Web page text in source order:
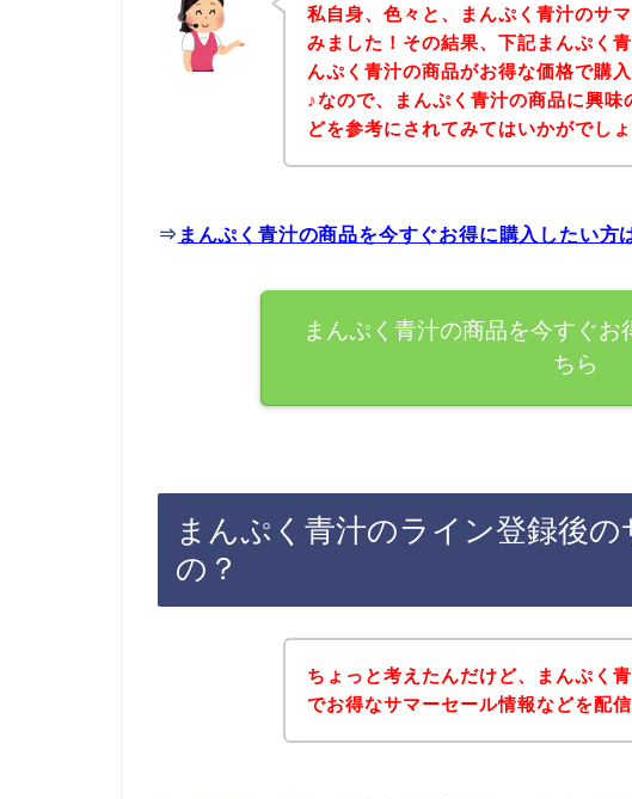
私自身、色々と、まんぷく青汁のサ
みました！その結果、下記まんぷく
んぷく青汁の商品がお得な価格で購
♪なので、まんぷく青汁の商品に興味
どを参考にされてみてはいかがでし
⇒ まんぷく青汁の商品を今すぐお得に購入したい方
まんぷく青汁の商品を今すぐお
ちら
まんぷく青汁のライン登録後
の？
ちょっと考えたんだけど、まんぷく
でお得なサマーセール情報などを配